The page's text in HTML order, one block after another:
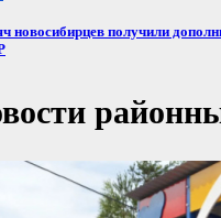
новосибирцев получили